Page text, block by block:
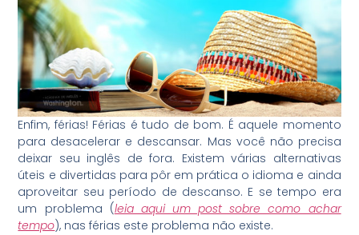
Enfim, férias! Férias é tudo de bom. É aquele momento
para desacelerar e descansar. Mas você não precisa
deixar seu inglês de fora. Existem várias alternativas
úteis e divertidas para pôr em prática o idioma e ainda
aproveitar seu período de descanso. E se tempo era
um problema (leia aqui um post sobre como achar
tempo), nas férias este problema não existe.